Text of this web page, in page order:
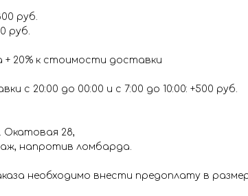
руб.
руб.
+ 20% к стоимости доставки
с 20:00 до 00:00 и с 7:00 до 10:00: +500 руб.
Окатовая 28,
напротив ломбарда.
необходимо внести предоплату в